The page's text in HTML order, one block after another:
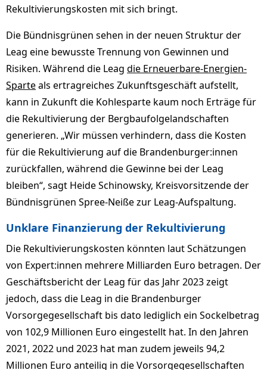
Rekultivierungskosten mit sich bringt.
Die Bündnisgrünen sehen in der neuen Struktur der
Leag eine bewusste Trennung von Gewinnen und
Risiken. Während die Leag die Erneuerbare-Energien-
Sparteals ertragreiches Zukunftsgeschäft aufstellt,
kann in Zukunft die Kohlesparte kaum noch Erträge für
die Rekultivierung der Bergbaufolgelandschaften
generieren. „Wir müssen verhindern, dass die Kosten
für die Rekultivierung auf die Brandenburger:innen
zurückfallen, während die Gewinne bei der Leag
bleiben“, sagt Heide Schinowsky, Kreisvorsitzende der
Bündnisgrünen Spree-Neiße zur Leag-Aufspaltung.
Unklare Finanzierung der Rekultivierung
Die Rekultivierungskosten könnten laut Schätzungen
von Expert:innen mehrere Milliarden Euro betragen. Der
Geschäftsbericht der Leag für das Jahr 2023 zeigt
jedoch, dass die Leag in die Brandenburger
Vorsorgegesellschaft bis dato lediglich ein Sockelbetrag
von 102,9 Millionen Euro eingestellt hat. In den Jahren
2021, 2022 und 2023 hat man zudem jeweils 94,2
Millionen Euro anteilig in die Vorsorgegesellschaften